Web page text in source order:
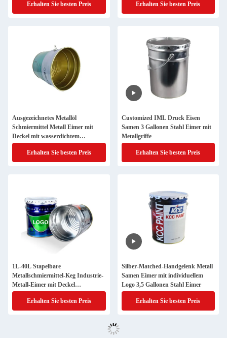
Erhalten Sie besten Preis Erhalten Sie besten Preis
Ausgezeichnetes Metallöl
Schmiermittel Metall Eimer mit
Deckel mit wasserdichtem
Beschichtung und Schraubkappe
Erhalten Sie besten Preis
Customized IML Druck Eisen
Samen 3 Gallonen Stahl Eimer mit
Metallgriffe
Erhalten Sie besten Preis
1L-40L Stapelbare
Metallschmiermittel-Keg Industrie-
Metall-Eimer mit Deckel
Anpassung verfügbar
Erhalten Sie besten Preis
Silber-Matched-Handgelenk Metall
Samen Eimer mit individuellem
Logo 3,5 Gallonen Stahl Eimer
Erhalten Sie besten Preis